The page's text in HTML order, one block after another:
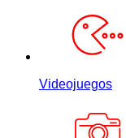
Videojuegos